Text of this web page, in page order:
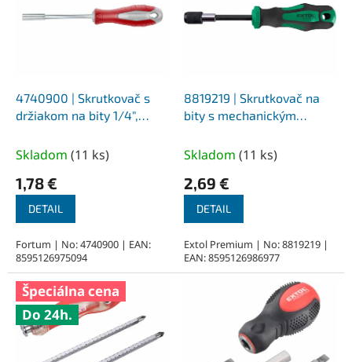
4740900 | Skrutkovač s
držiakom na bity 1/4",
Skladom (11 ks)
1,78 €
DETAIL
Fortum | No: 4740900 | EAN:
8595126975094
8819219 | Skrutkovač na
bity s mechanickým
Skladom (11 ks)
2,69 €
DETAIL
Extol Premium | No: 8819219 |
EAN: 8595126986977
Špeciálna cena
Do 24h.